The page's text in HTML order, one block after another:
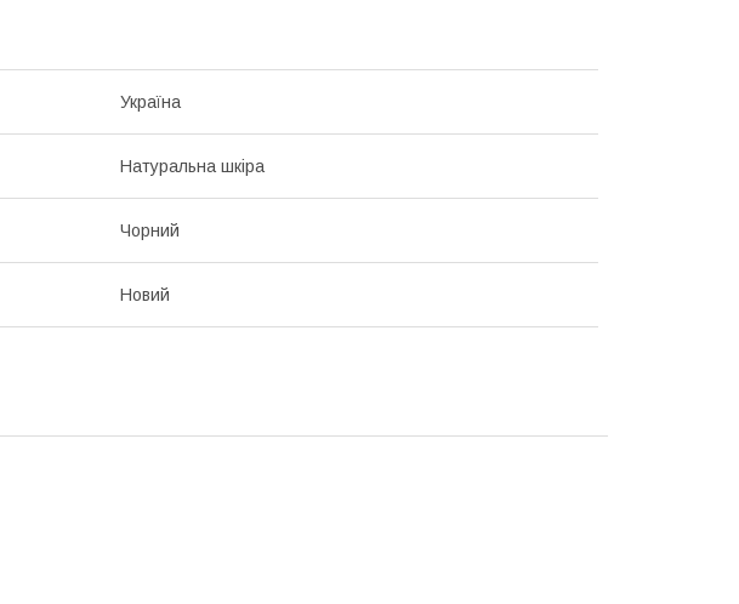
Україна
Натуральна шкіра
Чорний
Новий